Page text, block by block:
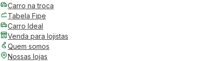
Carro na troca
Tabela Fipe
Carro Ideal
Venda para lojistas
Quem somos
Nossas lojas